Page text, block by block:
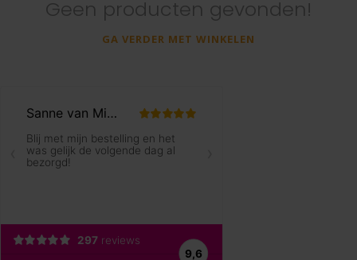
Geen producten gevonden!
GA VERDER MET WINKELEN